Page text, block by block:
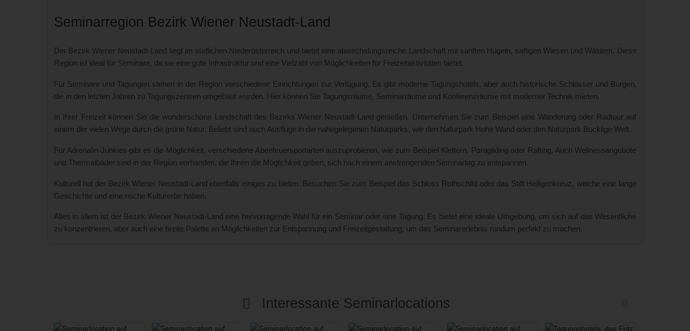
Seminarregion Bezirk Wiener Neustadt-Land
Der Bezirk Wiener Neustadt-Land liegt im südlichen Niederösterreich und bietet eine abwechslungsreiche Landschaft mit sanften Hügeln, saftigen Wiesen und Wäldern. Diese
Region ist ideal für Seminare, da sie eine gute Infrastruktur und eine Vielzahl von Möglichkeiten für Freizeitaktivitäten bietet.
Für Seminare und Tagungen stehen in der Region verschiedene Einrichtungen zur Verfügung. Es gibt moderne Tagungshotels, aber auch historische Schlösser und Burgen,
die in den letzten Jahren zu Tagungszentren umgebaut wurden. Hier können Sie Tagungsräume, Seminarräume und Konferenzräume mit moderner Technik mieten.
In Ihrer Freizeit können Sie die wunderschöne Landschaft des Bezirks Wiener Neustadt-Land genießen. Unternehmen Sie zum Beispiel eine Wanderung oder Radtour auf
einem der vielen Wege durch die grüne Natur. Beliebt sind auch Ausflüge in die nahegelegenen Naturparks, wie den Naturpark Hohe Wand oder den Naturpark Bucklige Welt.
Für Adrenalin-Junkies gibt es die Möglichkeit, verschiedene Abenteuersportarten auszuprobieren, wie zum Beispiel Klettern, Paragliding oder Rafting. Auch Wellnessangebote
und Thermalbäder sind in der Region vorhanden, die Ihnen die Möglichkeit geben, sich nach einem anstrengenden Seminartag zu entspannen.
Kulturell hat der Bezirk Wiener Neustadt-Land ebenfalls einiges zu bieten. Besuchen Sie zum Beispiel das Schloss Rothschild oder das Stift Heiligenkreuz, welche eine lange
Geschichte und eine reiche Kulturerbe haben.
Alles in allem ist der Bezirk Wiener Neustadt-Land eine hervorragende Wahl für ein Seminar oder eine Tagung. Es bietet eine ideale Umgebung, um sich auf das Wesentliche
zu konzentrieren, aber auch eine breite Palette an Möglichkeiten zur Entspannung und Freizeitgestaltung, um das Seminarerlebnis rundum perfekt zu machen.
Interessante Seminarlocations